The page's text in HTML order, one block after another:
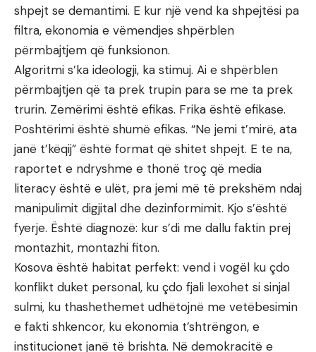
shpejt se demantimi. E kur një vend ka shpejtësi pa
filtra, ekonomia e vëmendjes shpërblen
përmbajtjem që funksionon.
Algoritmi s’ka ideologji, ka stimuj. Ai e shpërblen
përmbajtjen që ta prek trupin para se me ta prek
trurin. Zemërimi është efikas. Frika është efikase.
Poshtërimi është shumë efikas. “Ne jemi t’mirë, ata
janë t’këqij” është format që shitet shpejt. E te na,
raportet e ndryshme e thonë troç që media
literacy është e ulët, pra jemi më të prekshëm ndaj
manipulimit digjital dhe dezinformimit. Kjo s’është
fyerje. Është diagnozë: kur s’di me dallu faktin prej
montazhit, montazhi fiton.
Kosova është habitat perfekt: vend i vogël ku çdo
konflikt duket personal, ku çdo fjali lexohet si sinjal
sulmi, ku thashethemet udhëtojnë me vetëbesimin
e fakti shkencor, ku ekonomia t’shtrëngon, e
institucionet janë të brishta. Në demokracitë e